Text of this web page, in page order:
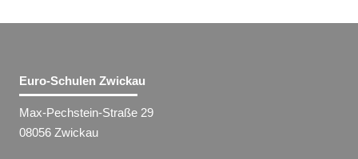
Euro-Schulen Zwickau
Max-Pechstein-Straße 29
08056 Zwickau